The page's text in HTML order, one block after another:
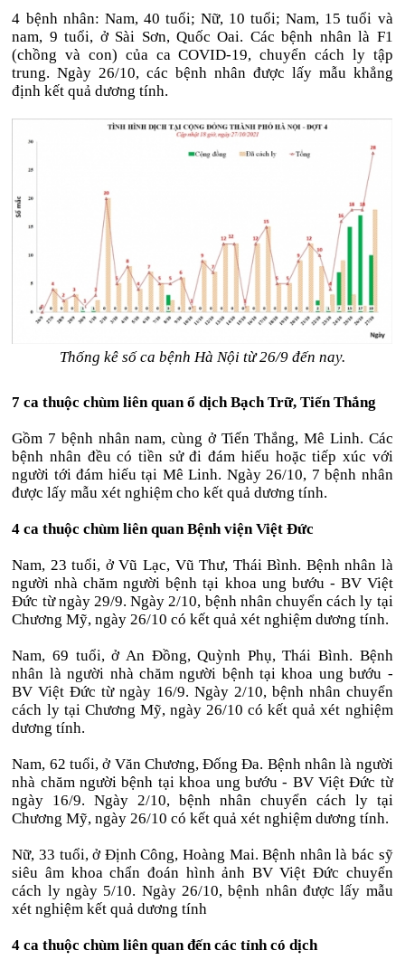
4 bệnh nhân: Nam, 40 tuổi; Nữ, 10 tuổi; Nam, 15 tuổi và
nam, 9 tuổi, ở Sài Sơn, Quốc Oai. Các bệnh nhân là F1
(chồng và con) của ca COVID-19, chuyển cách ly tập
trung. Ngày 26/10, các bệnh nhân được lấy mẫu khẳng
định kết quả dương tính.
Thống kê số ca bệnh Hà Nội từ 26/9 đến nay.
7 ca thuộc chùm liên quan ổ dịch Bạch Trữ, Tiến Thắng
Gồm 7 bệnh nhân nam, cùng ở Tiến Thắng, Mê Linh. Các
bệnh nhân đều có tiền sử đi đám hiếu hoặc tiếp xúc với
người tới đám hiếu tại Mê Linh. Ngày 26/10, 7 bệnh nhân
được lấy mẫu xét nghiệm cho kết quả dương tính.
4 ca thuộc chùm liên quan Bệnh viện Việt Đức
Nam, 23 tuổi, ở Vũ Lạc, Vũ Thư, Thái Bình. Bệnh nhân là
người nhà chăm người bệnh tại khoa ung bướu - BV Việt
Đức từ ngày 29/9. Ngày 2/10, bệnh nhân chuyển cách ly tại
Chương Mỹ, ngày 26/10 có kết quả xét nghiệm dương tính.
Nam, 69 tuổi, ở An Đồng, Quỳnh Phụ, Thái Bình. Bệnh
nhân là người nhà chăm người bệnh tại khoa ung bướu -
BV Việt Đức từ ngày 16/9. Ngày 2/10, bệnh nhân chuyển
cách ly tại Chương Mỹ, ngày 26/10 có kết quả xét nghiệm
dương tính.
Nam, 62 tuổi, ở Văn Chương, Đống Đa. Bệnh nhân là người
nhà chăm người bệnh tại khoa ung bướu - BV Việt Đức từ
ngày 16/9. Ngày 2/10, bệnh nhân chuyển cách ly tại
Chương Mỹ, ngày 26/10 có kết quả xét nghiệm dương tính.
Nữ, 33 tuổi, ở Định Công, Hoàng Mai. Bệnh nhân là bác sỹ
siêu âm khoa chẩn đoán hình ảnh BV Việt Đức chuyển
cách ly ngày 5/10. Ngày 26/10, bệnh nhân được lấy mẫu
xét nghiệm kết quả dương tính
4 ca thuộc chùm liên quan đến các tỉnh có dịch